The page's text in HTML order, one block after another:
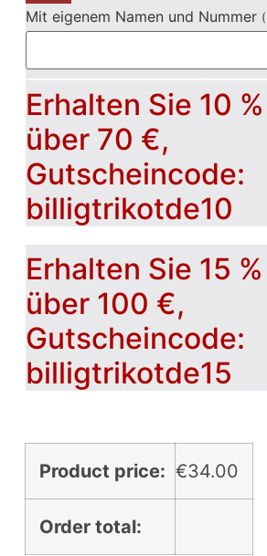
Mit eigenem Namen und Nummer (
Erhalten Sie 10
über 70 €,
Gutscheincode:
billigtrikotde10
Erhalten Sie 15
über 100 €,
Gutscheincode:
billigtrikotde15
Product price: €34.00
Order total: